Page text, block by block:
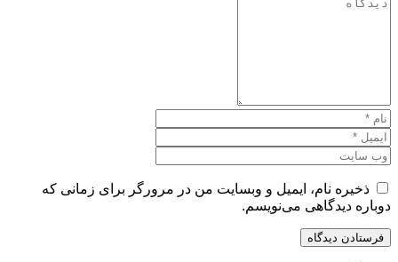
ذخیره نام، ایمیل و وبسایت من در مرورگر برای زمانی که
دوباره دیدگاهی می‌نویسم.